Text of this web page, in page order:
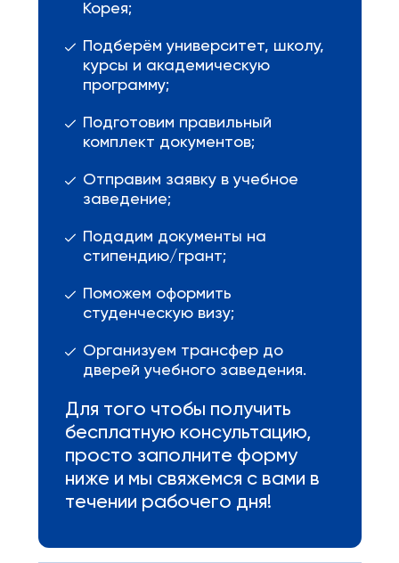
Корея;
Подберём университет, школу,
курсы и академическую
программу;
Подготовим правильный
комплект документов;
Отправим заявку в учебное
заведение;
Подадим документы на
стипендию/грант;
Поможем оформить
студенческую визу;
Организуем трансфер до
дверей учебного заведения.
Для того чтобы получить
бесплатную консультацию,
просто заполните форму
ниже и мы свяжемся с вами в
течении рабочего дня!